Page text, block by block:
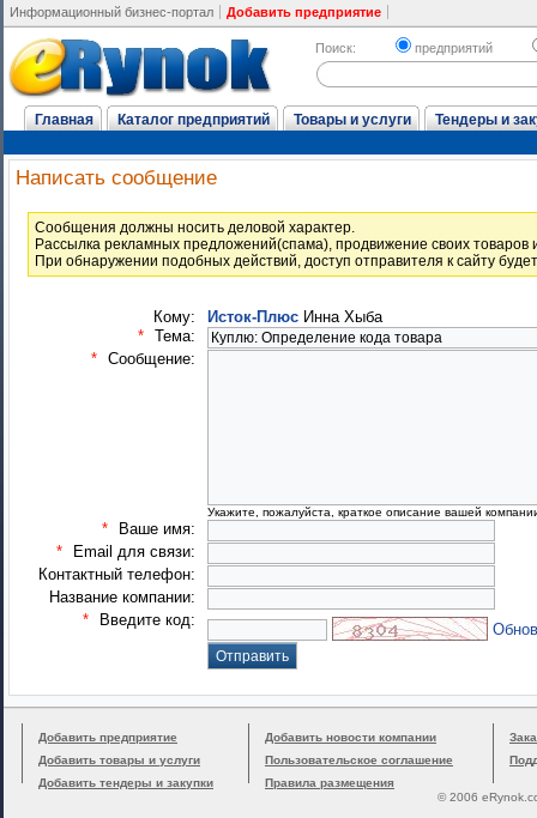
Информационный бизнес-портал Добавить предприятие
Поиск: предприятий
Главная Каталог предприятий Товары и услуги Тендеры и
Написать сообщение
Cообщения должны носить деловой характер.
Рассылка рекламных предложений(спама), продвижение своих товаров
При обнаружении подобных действий, доступ отправителя к сайту
Кому: Исток-Плюс Инна Хыба
* Тема:
* Сообщение:
Укажите, пожалуйста, краткое описание вашей
*
Ваше имя:
*
Email для связи:
Контактный телефон:
Название компании:
*
Введите код:
Добавить предприятие
Добавить товары и услуги
Добавить тендеры и закупки
Добавить новости компании
Пользовательское соглашение
Правила размещения
© 2006